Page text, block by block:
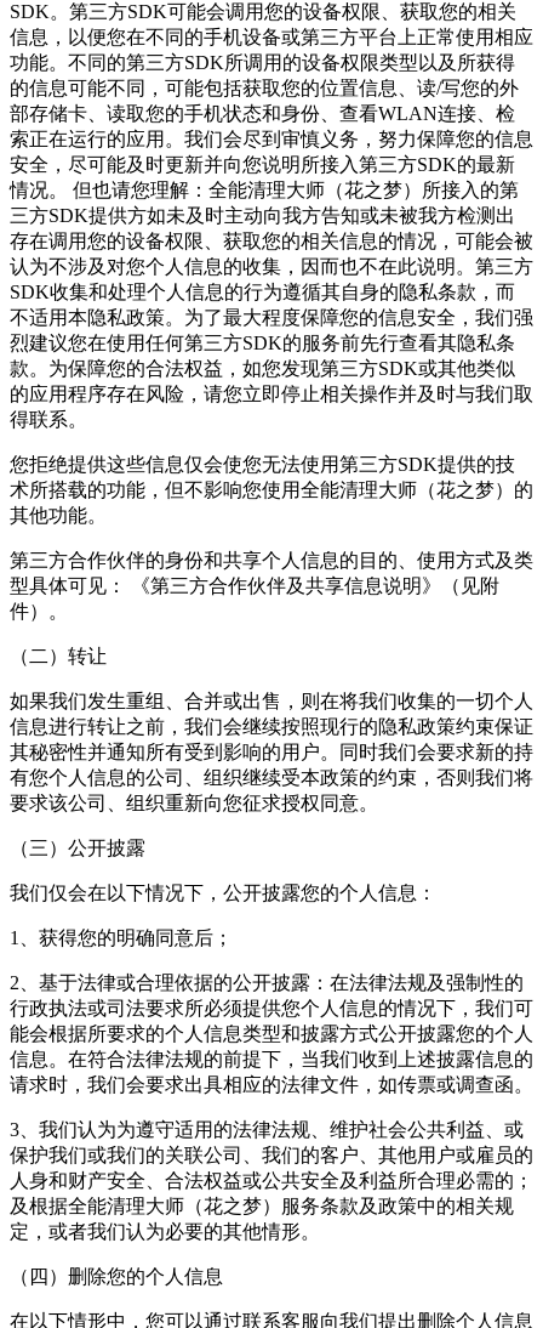
SDK。第三方SDK可能会调用您的设备权限、获取您的相关
信息，以便您在不同的手机设备或第三方平台上正常使用相应
功能。不同的第三方SDK所调用的设备权限类型以及所获得
的信息可能不同，可能包括获取您的位置信息、读/写您的外
部存储卡、读取您的手机状态和身份、查看WLAN连接、检
索正在运行的应用。我们会尽到审慎义务，努力保障您的信息
安全，尽可能及时更新并向您说明所接入第三方SDK的最新
情况。 但也请您理解：全能清理大师（花之梦）所接入的第
三方SDK提供方如未及时主动向我方告知或未被我方检测出
存在调用您的设备权限、获取您的相关信息的情况，可能会被
认为不涉及对您个人信息的收集，因而也不在此说明。第三方
SDK收集和处理个人信息的行为遵循其自身的隐私条款，而
不适用本隐私政策。为了最大程度保障您的信息安全，我们强
烈建议您在使用任何第三方SDK的服务前先行查看其隐私条
款。为保障您的合法权益，如您发现第三方SDK或其他类似
的应用程序存在风险，请您立即停止相关操作并及时与我们取
得联系。
您拒绝提供这些信息仅会使您无法使用第三方SDK提供的技
术所搭载的功能，但不影响您使用全能清理大师（花之梦）的
其他功能。
第三方合作伙伴的身份和共享个人信息的目的、使用方式及类
型具体可见： 《第三方合作伙伴及共享信息说明》（见附
件）。
（二）转让
如果我们发生重组、合并或出售，则在将我们收集的一切个人
信息进行转让之前，我们会继续按照现行的隐私政策约束保证
其秘密性并通知所有受到影响的用户。同时我们会要求新的持
有您个人信息的公司、组织继续受本政策的约束，否则我们将
要求该公司、组织重新向您征求授权同意。
（三）公开披露
我们仅会在以下情况下，公开披露您的个人信息：
1、获得您的明确同意后；
2、基于法律或合理依据的公开披露：在法律法规及强制性的
行政执法或司法要求所必须提供您个人信息的情况下，我们可
能会根据所要求的个人信息类型和披露方式公开披露您的个人
信息。在符合法律法规的前提下，当我们收到上述披露信息的
请求时，我们会要求出具相应的法律文件，如传票或调查函。
3、我们认为为遵守适用的法律法规、维护社会公共利益、或
保护我们或我们的关联公司、我们的客户、其他用户或雇员的
人身和财产安全、合法权益或公共安全及利益所合理必需的；
及根据全能清理大师（花之梦）服务条款及政策中的相关规
定，或者我们认为必要的其他情形。
（四）删除您的个人信息
在以下情形中，您可以通过联系客服向我们提出删除个人信息